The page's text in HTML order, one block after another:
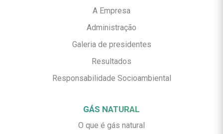
A Empresa
Administração
Galeria de presidentes
Resultados
Responsabilidade Socioambiental
GÁS NATURAL
O que é gás natural